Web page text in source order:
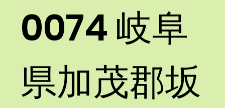
0074 岐阜
県加茂郡坂